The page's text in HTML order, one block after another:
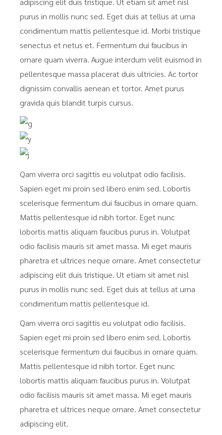
purus in mollis nunc sed. Eget duis at tellus at urna
condimentum mattis pellentesque id. Morbi tristique
senectus et netus et. Fermentum dui faucibus in
ornare quam viverra. Augue interdum velit euismod in
pellentesque massa placerat duis ultricies. Ac tortor
dignissim convallis aenean et tortor. Amet purus
gravida quis blandit turpis cursus.
Qam viverra orci sagittis eu volutpat odio facilisis.
Sapien eget mi proin sed libero enim sed. Lobortis
scelerisque fermentum dui faucibus in ornare quam.
Mattis pellentesque id nibh tortor. Eget nunc
lobortis mattis aliquam faucibus purus in. Volutpat
odio facilisis mauris sit amet massa. Mi eget mauris
pharetra et ultrices neque ornare. Amet consectetur
adipiscing elit duis tristique. Ut etiam sit amet nisl
purus in mollis nunc sed. Eget duis at tellus at urna
condimentum mattis pellentesque id.
Qam viverra orci sagittis eu volutpat odio facilisis.
Sapien eget mi proin sed libero enim sed. Lobortis
scelerisque fermentum dui faucibus in ornare quam.
Mattis pellentesque id nibh tortor. Eget nunc
lobortis mattis aliquam faucibus purus in. Volutpat
odio facilisis mauris sit amet massa. Mi eget mauris
pharetra et ultrices neque ornare. Amet consectetur
adipiscing elit.